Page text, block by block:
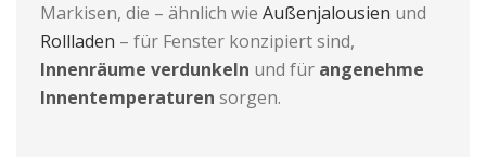
Markisen, die – ähnlich wieAußenjalousien und
Rollladen – für Fenster konzipiert sind,
Innenräume verdunkeln und für angenehme
Innentemperaturen sorgen.